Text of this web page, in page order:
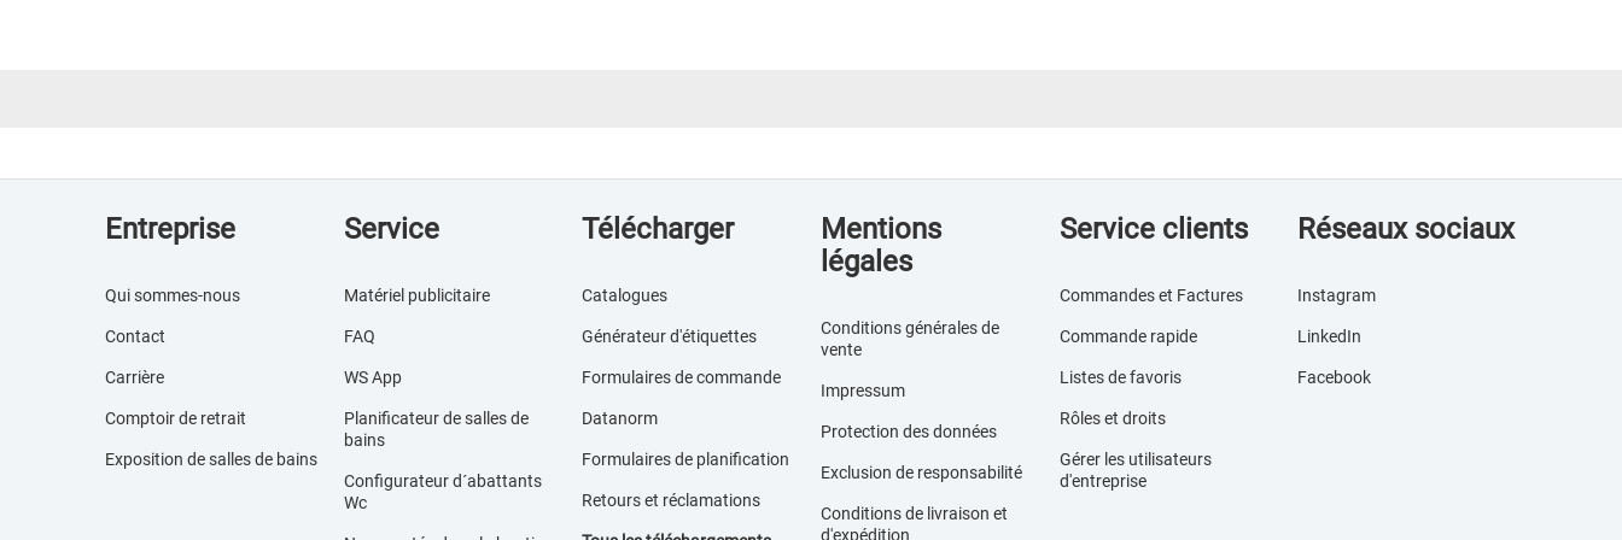
Entreprise
Qui sommes-nous
Contact
Carrière
Comptoir de retrait
Exposition de salles de bains
Service
Matériel publicitaire
FAQ
WS App
Planificateur de salles de
bains
Configurateur d´abattants
Wc
Télécharger
Catalogues
Générateur d'étiquettes
Formulaires de commande
Datanorm
Formulaires de planification
Retours et réclamations
Mentions
légales
Conditions générales de
vente
Impressum
Protection des données
Exclusion de responsabilité
Conditions de livraison et
d'expédition
Service clients
Commandes et Factures
Commande rapide
Listes de favoris
Rôles et droits
Gérer les utilisateurs
d'entreprise
Réseaux sociaux
Instagram
LinkedIn
Facebook